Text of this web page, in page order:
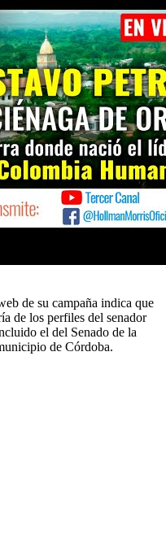
de su campaña indica que
de los perfiles del senador
el del Senado de la
de Córdoba.